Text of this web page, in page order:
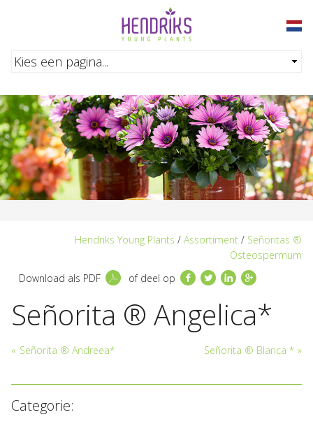
Hendriks Young Plants / Assortiment / Señoritas ®
Osteospermum
Download als PDF
of deel op Facebook
TwitterLinkedInGoogle+
Señorita ® Angelica*
« Señorita ® Andreea* Señorita ® Blanca * »
Categorie: